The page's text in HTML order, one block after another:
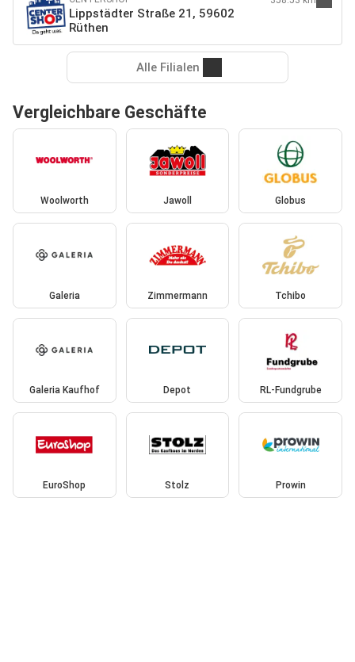
Lippstädter Straße 21, 59602
Rüthen
Alle Filialen
Vergleichbare Geschäfte
Woolworth Jawoll Globus
Galeria Zimmermann Tchibo
Galeria Kaufhof Depot RL-Fundgrube
EuroShop Stolz Prowin